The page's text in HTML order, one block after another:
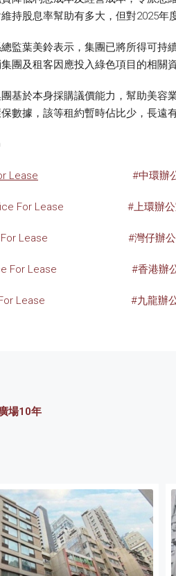
持股息率幫助有多大，但對2025年
監葉美鈴表示，集團已將所得可
團及租客因應投入綠色項目的相關資
基於本身採購議價能力，幫助美容
數據，該等租約暫時佔比少，長遠
Lease #中環辦
For Lease #上環辦
Lease #灣仔辦
For Lease #香港辦
Lease #九龍辦
場10年